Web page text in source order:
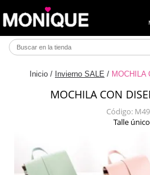
Inicio / Invierno SALE / MOCHILA
MOCHILA CON
Código:
Talle